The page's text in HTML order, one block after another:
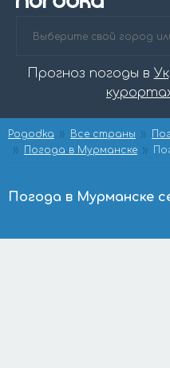
Прогноз погоды в
Pogodka Все страны
Погода в Мурманске
Погода в Мурманске